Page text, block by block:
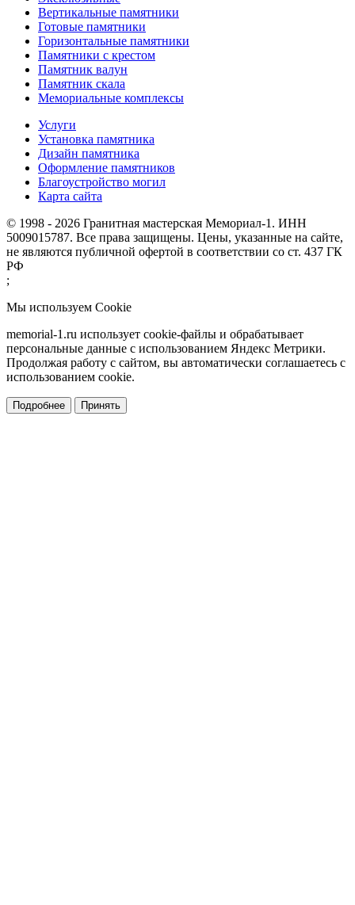
Вертикальные памятники
Готовые памятники
Горизонтальные памятники
Памятники с крестом
Памятник валун
Памятник скала
Мемориальные комплексы
Услуги
Установка памятника
Дизайн памятника
Оформление памятников
Благоустройство могил
Карта сайта
© 1998 - 2026 Гранитная мастерская Мемориал-1. ИНН
5009015787. Все права защищены. Цены, указанные на сайте,
не являются публичной офертой в соответствии со ст. 437 ГК
РФ
;
Мы используем Cookie
memorial-1.ru использует cookie-файлы и обрабатывает
персональные данные с использованием Яндекс Метрики.
Продолжая работу с сайтом, вы автоматически соглашаетесь с
использованием cookie.
Подробнее Принять